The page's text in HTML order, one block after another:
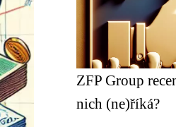
ZFP Group
nich (ne)říká?